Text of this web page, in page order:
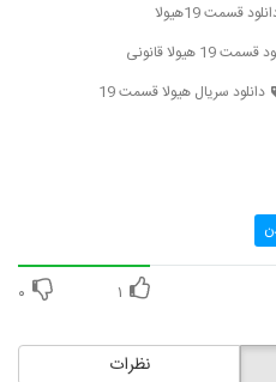
قسمت 19هیولا
19 هیولا قانونی
دانلود سریال هیولا قسمت 19
۱ ۰
نظرات